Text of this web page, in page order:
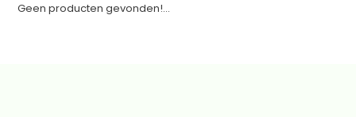
Geen producten gevonden!...